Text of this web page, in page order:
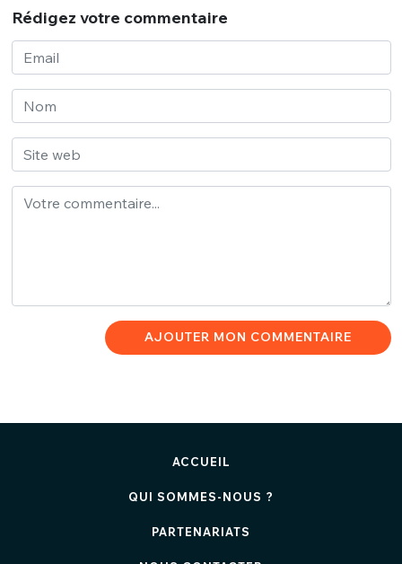
Rédigez votre commentaire
AJOUTER MON COMMENTAIRE
ACCUEIL
QUI SOMMES-NOUS ?
PARTENARIATS